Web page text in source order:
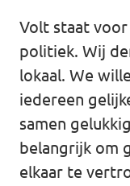
Tilburg
... alle
Agenda
Steun Volt
Volt staat
politiek. Wij
lokaal. We
iedereen
samen
belangrijk om
elkaar te